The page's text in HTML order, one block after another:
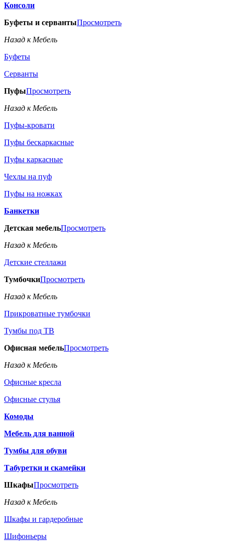
Консоли
Буфеты и сервантыПросмотреть
Назад к Мебель
Буфеты
Серванты
ПуфыПросмотреть
Назад к Мебель
Пуфы-кровати
Пуфы бескаркасные
Пуфы каркасные
Чехлы на пуф
Пуфы на ножках
Банкетки
Детская мебельПросмотреть
Назад к Мебель
Детские стеллажи
ТумбочкиПросмотреть
Назад к Мебель
Прикроватные тумбочки
Тумбы под ТВ
Офисная мебельПросмотреть
Назад к Мебель
Офисные кресла
Офисные стулья
Комоды
Мебель для ванной
Тумбы для обуви
Табуретки и скамейки
ШкафыПросмотреть
Назад к Мебель
Шкафы и гардеробные
Шифоньеры